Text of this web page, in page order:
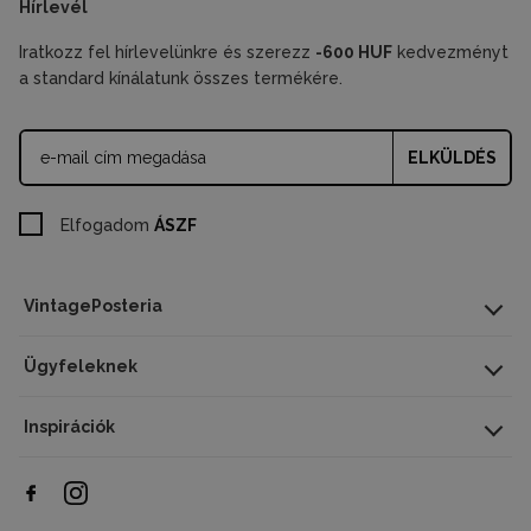
VintagePosteria
Ügyfeleknek
Inspirációk
Hírlevél
Iratkozz fel hírlevelünkre és szerezz -600 HUF kedvezményt
a standard kínálatunk összes termékére.
ELKÜLDÉS
Elfogadom ÁSZF